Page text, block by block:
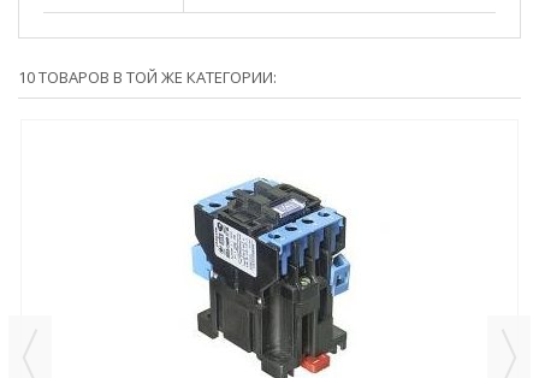
10 ТОВАРОВ В ТОЙ ЖЕ КАТЕГОРИИ: